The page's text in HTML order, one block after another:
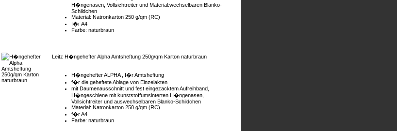
H�ngenasen, Vollsichtreiter und Material:wechselbaren Blanko-
Schildchen
Material: Natronkarton 250 g/qm (RC)
f�r A4
Farbe: naturbraun
Leitz H�ngehefter Alpha Amtsheftung 250g/qm Karton naturbraun
H�ngehefter ALPHA , f�r Amtsheftung
f�r die geheftete Ablage von Einzelakten
mit Daumenausschnitt und fest eingezacktem Aufreihband,
H�ngeschiene mit kunststoffumsinterten H�ngenasen,
Vollsichtreiter und auswechselbaren Blanko-Schildchen
Material: Natronkarton 250 g/qm (RC)
f�r A4
Farbe: naturbraun